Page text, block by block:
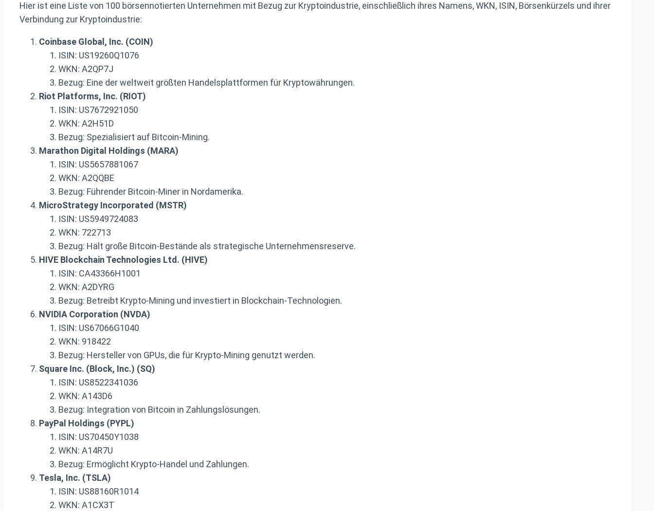
Hier ist eine Liste von 100 börsennotierten Unternehmen mit Bezug zur Kryptoindustrie, einschließlich ihres Namens, WKN, ISIN, Börsenkürzels und ihrer
Verbindung zur Kryptoindustrie:
Coinbase Global, Inc. (COIN)
ISIN: US19260Q1076
WKN: A2QP7J
Bezug: Eine der weltweit größten Handelsplattformen für Kryptowährungen.
Riot Platforms, Inc. (RIOT)
ISIN: US7672921050
WKN: A2H51D
Bezug: Spezialisiert auf Bitcoin-Mining.
Marathon Digital Holdings (MARA)
ISIN: US5657881067
WKN: A2QQBE
Bezug: Führender Bitcoin-Miner in Nordamerika.
MicroStrategy Incorporated (MSTR)
ISIN: US5949724083
WKN: 722713
Bezug: Hält große Bitcoin-Bestände als strategische Unternehmensreserve.
HIVE Blockchain Technologies Ltd. (HIVE)
ISIN: CA43366H1001
WKN: A2DYRG
Bezug: Betreibt Krypto-Mining und investiert in Blockchain-Technologien.
NVIDIA Corporation (NVDA)
ISIN: US67066G1040
WKN: 918422
Bezug: Hersteller von GPUs, die für Krypto-Mining genutzt werden.
Square Inc. (Block, Inc.) (SQ)
ISIN: US8522341036
WKN: A143D6
Bezug: Integration von Bitcoin in Zahlungslösungen.
PayPal Holdings (PYPL)
ISIN: US70450Y1038
WKN: A14R7U
Bezug: Ermöglicht Krypto-Handel und Zahlungen.
Tesla, Inc. (TSLA)
ISIN: US88160R1014
WKN: A1CX3T